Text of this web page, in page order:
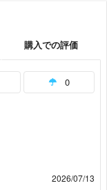
購入での評価
0
2026/07/13